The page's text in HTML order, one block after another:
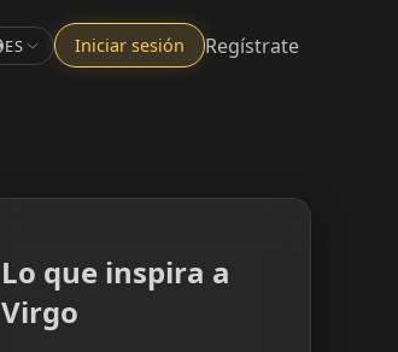
ES Iniciar sesión Regístrate
Lo que inspira a
Virgo